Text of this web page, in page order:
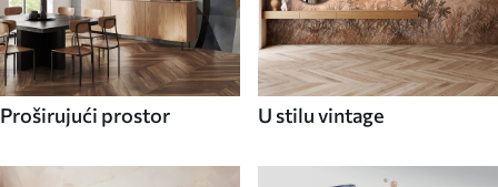
Proširujući prostor U stilu vintage